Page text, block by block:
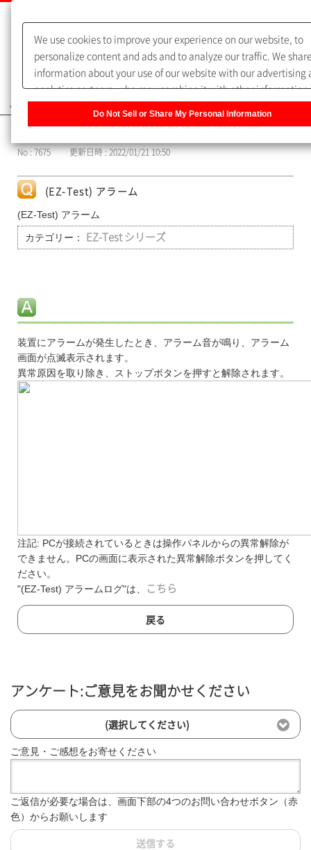
よくあるご質問（FAQ）
No : 7675 更新日時 : 2022/01/21 10:50
(EZ-Test) アラーム
(EZ-Test) アラーム
カテゴリー： EZ-Test シリーズ
装置にアラームが発生したとき、アラーム音が鳴り、アラーム
画面が点滅表示されます。
異常原因を取り除き、ストップボタンを押すと解除されます。
注記: PCが接続されているときは操作パネルからの異常解除が
できません。PCの画面に表示された異常解除ボタンを押してく
ださい。
"(EZ-Test) アラームログ"は、
こちら
戻る
アンケート:ご意見をお聞かせください
(選択してください)
ご意見・ご感想をお寄せください
ご返信が必要な場合は、画面下部の4つのお問い合わせボタン（赤
色）からお願いします
送信する
We use cookies to improve your experience on our website, to
personalize content and ads and to analyze our traffic. We
information about your use of our website with our advertising
analytics partners, who may combine it with other information
Share My Personal Information] to customize your cookie
Do Not Sell or Share My Personal Information